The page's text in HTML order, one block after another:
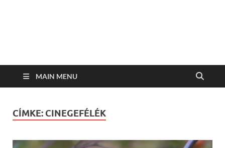
MAIN MENU
CÍMKE: CINEGEFÉLÉK